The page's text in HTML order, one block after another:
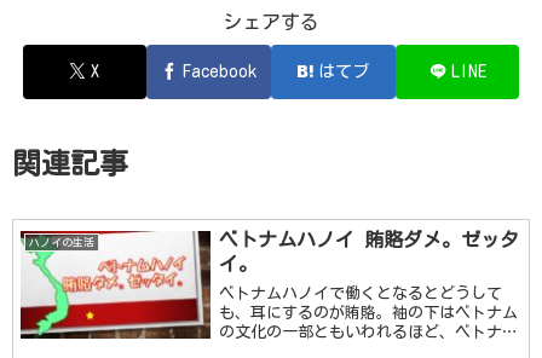
シェアする
X Facebook はてブ LINE
関連記事
ハノイの生活
ベトナムハノイ 賄賂ダメ。ゼッタ
イ。
ベトナムハノイで働くとなるとどうして
も、耳にするのが賄賂。袖の下はベトナム
の文化の一部ともいわれるほど、ベトナム